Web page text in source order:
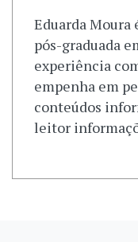
Eduarda Moura
pós-graduada
experiência
empenha em
conteúdos
leitor